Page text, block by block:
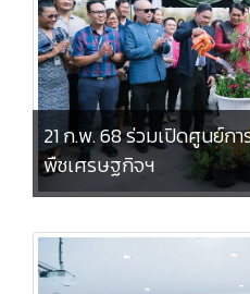
21 ก.พ. 68 ร่วมเปิดศูนย์ก
พืชเศรษฐกิจฯ